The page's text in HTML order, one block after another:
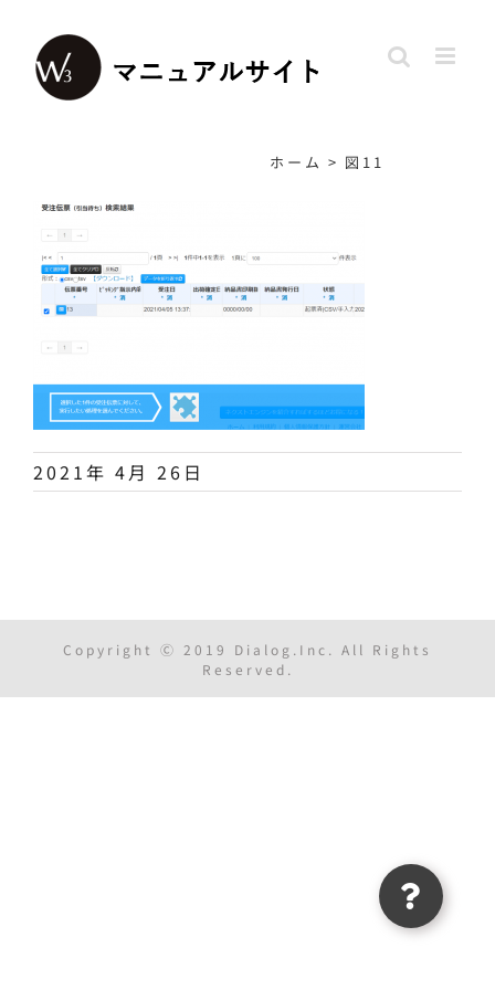
content
ホーム > 図11
2021年 4月 26日
Copyright Ⓒ 2019 Dialog.Inc. All Rights
Reserved.